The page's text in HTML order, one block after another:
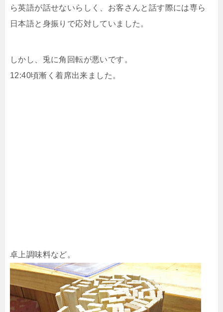
ら英語が話せないらしく、お客さんと話す際には専ら
日本語と身振りで応対していました。
しかし、兎に角回転が悪いです。
12:40頃漸く着席出来ました。
卓上調味料など。